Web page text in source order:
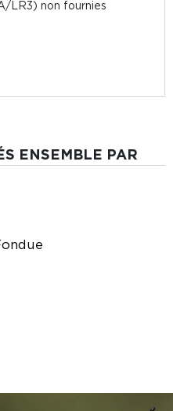
LR3) non fournies
ENSEMBLE PAR